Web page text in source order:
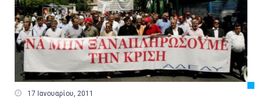
 17 Ιανουαρίου, 2011
Πολιτική
Αθλητικά
Αστυνομικό Δελτίο